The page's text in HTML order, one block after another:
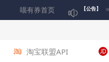
喵有券首页 【公告】
淘宝联盟API